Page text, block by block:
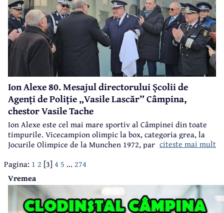
Ion Alexe 80. Mesajul directorului Școlii de
Agenți de Poliție „Vasile Lascăr” Câmpina,
chestor Vasile Tache
Ion Alexe este cel mai mare sportiv al Câmpinei din toate
timpurile. Vicecampion olimpic la box, categoria grea, la
Jocurile Olimpice de la Munchen 1972, participant la
european, multiplu campion național, Ion Alexe va împlini
sâmbătă, 25 iulie, frumoasa vârstă de 80 ani.
citeste mai mult
Pagina: 1 2 [3] 4 5 ... 274
Vremea